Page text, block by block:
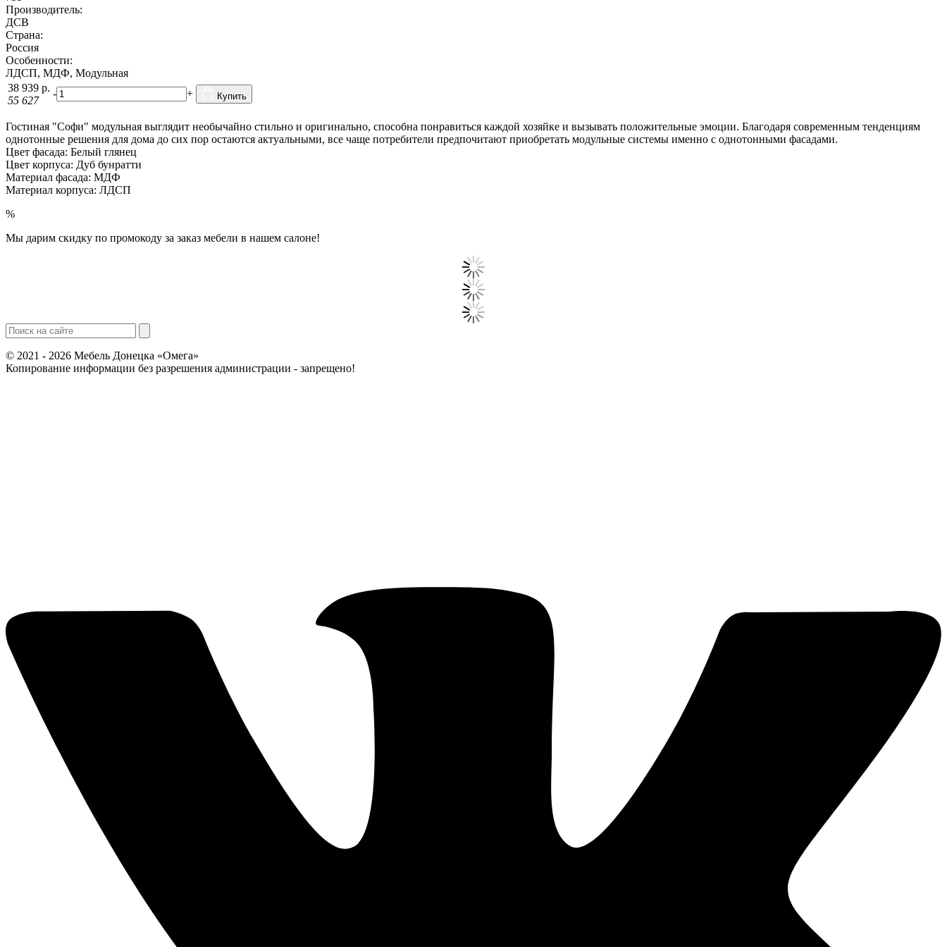
Производитель:
ДСВ
Страна:
Россия
Особенности:
ЛДСП, МДФ, Модульная
38 939 р.
55 627
- + Купить
Гостиная "Софи" модульная выглядит необычайно стильно и оригинально, способна понравиться каждой хозяйке и вызывать положительные эмоции. Благодаря современным тенденциям
однотонные решения для дома до сих пор остаются актуальными, все чаще потребители предпочитают приобретать модульные системы именно с однотонными фасадами.
Цвет фасада: Белый глянец
Цвет корпуса: Дуб бунратти
Материал фасада: МДФ
Материал корпуса: ЛДСП
%
Мы дарим скидку по промокоду за заказ мебели в нашем салоне!
© 2021 - 2026 Мебель Донецка «Омега»
Копирование информации без разрешения администрации - запрещено!